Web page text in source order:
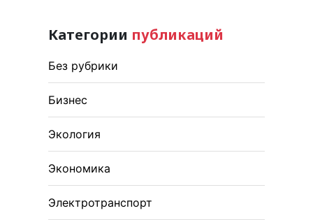
Категории публикаций
Без рубрики
Бизнес
Экология
Экономика
Электротранспорт